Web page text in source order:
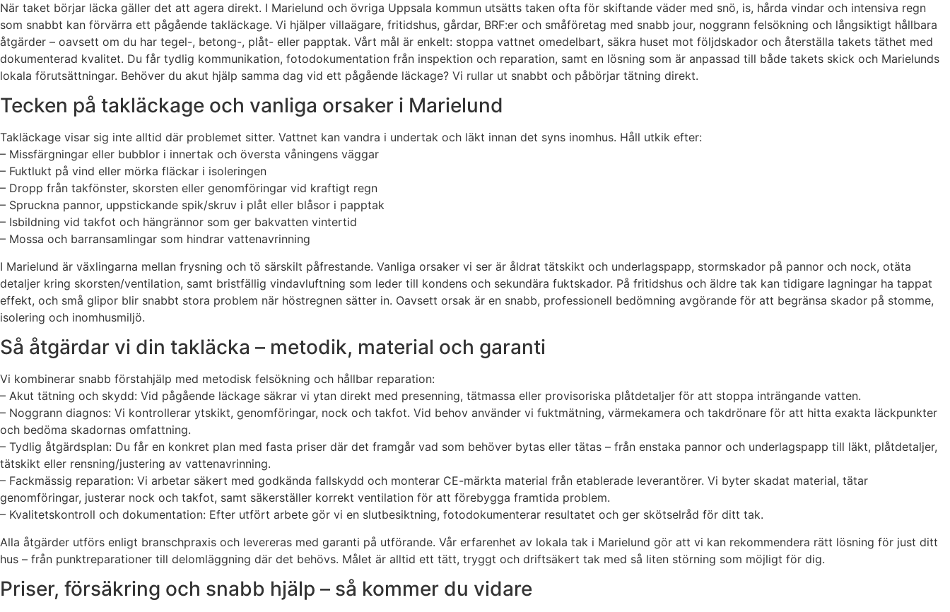
När taket börjar läcka gäller det att agera direkt. I Marielund och övriga Uppsala kommun utsätts taken ofta för skiftande väder med snö, is, hårda vindar och intensiva regn
som snabbt kan förvärra ett pågående takläckage. Vi hjälper villaägare, fritidshus, gårdar, BRF:er och småföretag med snabb jour, noggrann felsökning och långsiktigt hållbara
åtgärder – oavsett om du har tegel-, betong-, plåt- eller papptak. Vårt mål är enkelt: stoppa vattnet omedelbart, säkra huset mot följdskador och återställa takets täthet med
dokumenterad kvalitet. Du får tydlig kommunikation, fotodokumentation från inspektion och reparation, samt en lösning som är anpassad till både takets skick och Marielunds
lokala förutsättningar. Behöver du akut hjälp samma dag vid ett pågående läckage? Vi rullar ut snabbt och påbörjar tätning direkt.
Tecken på takläckage och vanliga orsaker i Marielund
Takläckage visar sig inte alltid där problemet sitter. Vattnet kan vandra i undertak och läkt innan det syns inomhus. Håll utkik efter:
– Missfärgningar eller bubblor i innertak och översta våningens väggar
– Fuktlukt på vind eller mörka fläckar i isoleringen
– Dropp från takfönster, skorsten eller genomföringar vid kraftigt regn
– Spruckna pannor, uppstickande spik/skruv i plåt eller blåsor i papptak
– Isbildning vid takfot och hängrännor som ger bakvatten vintertid
– Mossa och barransamlingar som hindrar vattenavrinning
I Marielund är växlingarna mellan frysning och tö särskilt påfrestande. Vanliga orsaker vi ser är åldrat tätskikt och underlagspapp, stormskador på pannor och nock, otäta
detaljer kring skorsten/ventilation, samt bristfällig vindavluftning som leder till kondens och sekundära fuktskador. På fritidshus och äldre tak kan tidigare lagningar ha tappat
effekt, och små glipor blir snabbt stora problem när höstregnen sätter in. Oavsett orsak är en snabb, professionell bedömning avgörande för att begränsa skador på stomme,
isolering och inomhusmiljö.
Så åtgärdar vi din takläcka – metodik, material och garanti
Vi kombinerar snabb förstahjälp med metodisk felsökning och hållbar reparation:
– Akut tätning och skydd: Vid pågående läckage säkrar vi ytan direkt med presenning, tätmassa eller provisoriska plåtdetaljer för att stoppa inträngande vatten.
– Noggrann diagnos: Vi kontrollerar ytskikt, genomföringar, nock och takfot. Vid behov använder vi fuktmätning, värmekamera och takdrönare för att hitta exakta läckpunkter
och bedöma skadornas omfattning.
– Tydlig åtgärdsplan: Du får en konkret plan med fasta priser där det framgår vad som behöver bytas eller tätas – från enstaka pannor och underlagspapp till läkt, plåtdetaljer,
tätskikt eller rensning/justering av vattenavrinning.
– Fackmässig reparation: Vi arbetar säkert med godkända fallskydd och monterar CE-märkta material från etablerade leverantörer. Vi byter skadat material, tätar
genomföringar, justerar nock och takfot, samt säkerställer korrekt ventilation för att förebygga framtida problem.
– Kvalitetskontroll och dokumentation: Efter utfört arbete gör vi en slutbesiktning, fotodokumenterar resultatet och ger skötselråd för ditt tak.
Alla åtgärder utförs enligt branschpraxis och levereras med garanti på utförande. Vår erfarenhet av lokala tak i Marielund gör att vi kan rekommendera rätt lösning för just ditt
hus – från punktreparationer till delomläggning där det behövs. Målet är alltid ett tätt, tryggt och driftsäkert tak med så liten störning som möjligt för dig.
Priser, försäkring och snabb hjälp – så kommer du vidare